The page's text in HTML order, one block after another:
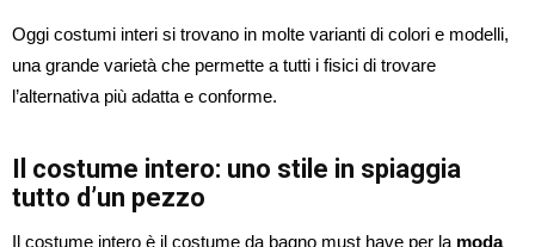
Oggi costumi interi si trovano in molte varianti di colori e modelli,
una grande varietà che permette a tutti i fisici di trovare
l’alternativa più adatta e conforme.
Il costume intero: uno stile in spiaggia
tutto d’un pezzo
Il costume intero è il costume da bagno must have per la moda